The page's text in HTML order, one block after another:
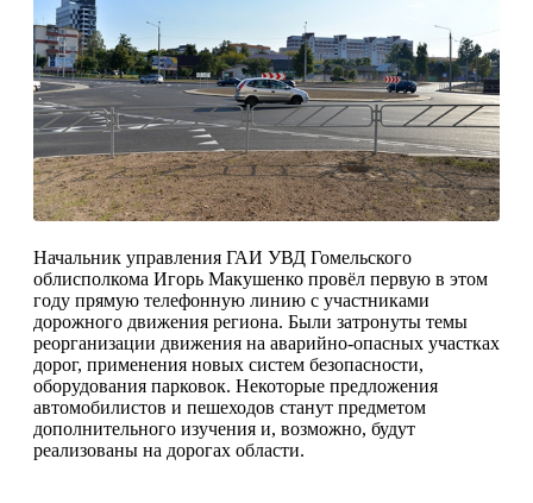
Начальник управления ГАИ УВД Гомельского
облисполкома Игорь Макушенко провёл пер­вую в этом
году прямую телефонную линию с участниками
дорожного движения региона. Были затронуты темы
реор­ганизации движения на аварийно-опасных участ­ках
дорог, применения новых систем безопасно­сти,
оборудования парко­вок. Некоторые предло­жения
автомобилистов и пешеходов станут пред­метом
дополнительно­го изучения и, возмож­но, будут
реализованы на дорогах области.